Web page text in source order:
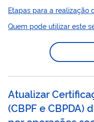
(CBPDA) de empresas
ou comerciais de
Brasil ou exterior. A
atualização dos dados. Esse serviço pode ser solicitado por
estejam aguardando...
Etapas para a realização
Quem pode utilizar este
Atualizar
(CBPF e CBPDA)